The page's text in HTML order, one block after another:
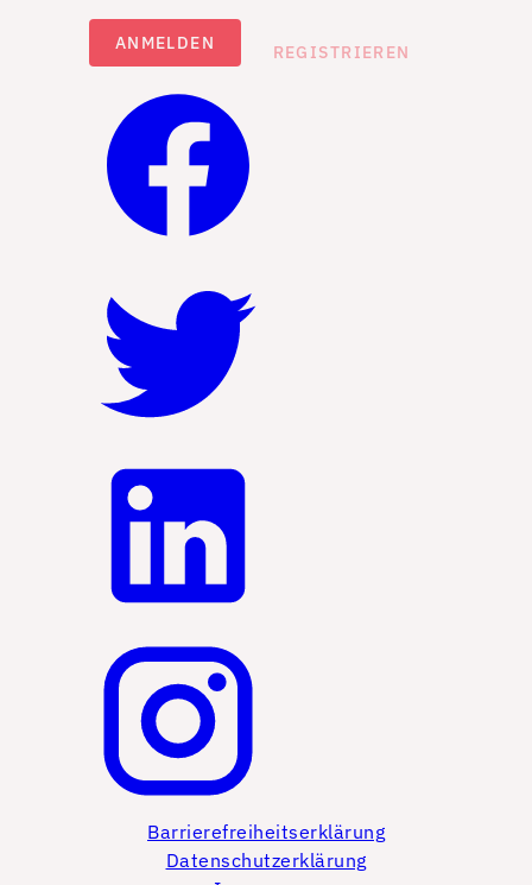
ANMELDEN REGISTRIEREN
Barrierefreiheitserklärung
Datenschutzerklärung